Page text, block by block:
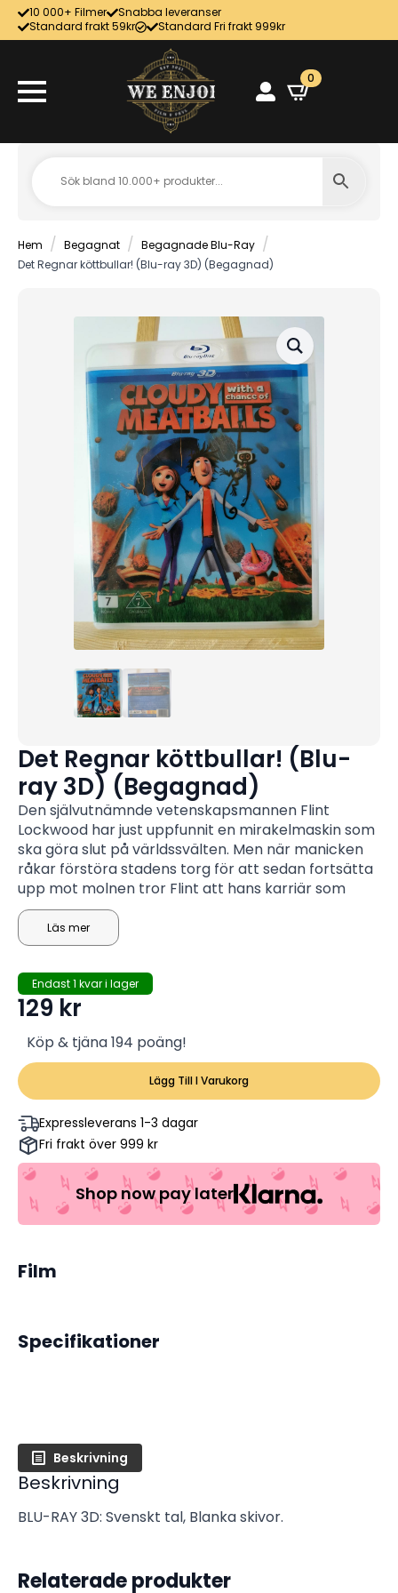
10 000+ Filmer
Snabba leveranser
Standard frakt 59kr
Standard Fri frakt 999kr
0
Hem Begagnat
Begagnade Blu-Ray
Det Regnar köttbullar! (Blu-ray 3D) (Begagnad)
Det Regnar köttbullar! (Blu-
ray 3D) (Begagnad)
Den självutnämnde vetenskapsmannen Flint
Lockwood har just uppfunnit en mirakelmaskin som
ska göra slut på världssvälten. Men när manicken
råkar förstöra stadens torg för att sedan fortsätta
upp mot molnen tror Flint att hans karriär som
uppfinnare är över. Då inträffar något otroligt: det
börjar regna cheeseburgare från himlen! Men snart
suktar mänskligheten efter mer...
Läs mer
Endast 1 kvar i lager
129 kr
Köp & tjäna 194 poäng!
Lägg Till I Varukorg
Expressleverans 1-3 dagar
Fri frakt över 999 kr
Shop now pay later
Film
Specifikationer
Beskrivning
Beskrivning
BLU-RAY 3D: Svenskt tal, Blanka skivor.
Relaterade produkter